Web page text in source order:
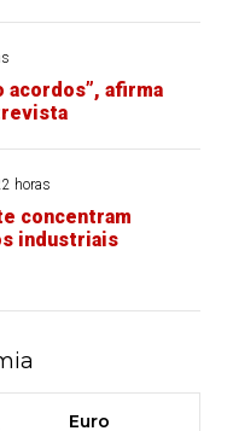
acordos”, afirma
horas
concentram
industriais
Euro